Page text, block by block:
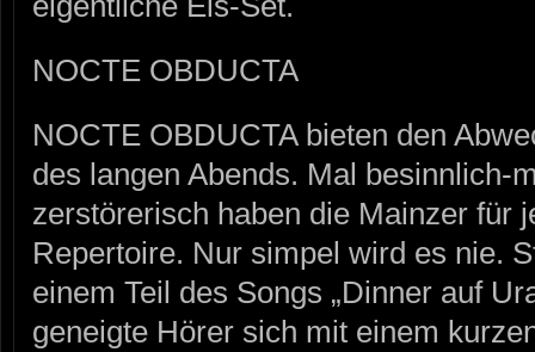
NOCTE OBDUCTA
NOCTE OBDUCTA bieten den
des langen Abends. Mal besinnlich-
zerstörerisch haben die Mainzer für
Repertoire. Nur simpel wird es nie.
einem Teil des Songs „Dinner auf
geneigte Hörer sich mit einem